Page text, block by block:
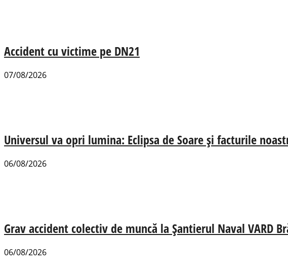
Accident cu victime pe DN21
07/08/2026
Universul va opri lumina: Eclipsa de Soare și facturile
06/08/2026
Grav accident colectiv de muncă la Șantierul Naval VARD
06/08/2026